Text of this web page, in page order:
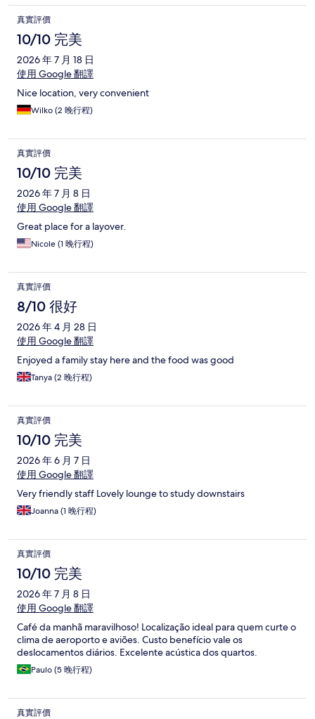
真實評價
10/10 完美
2026 年 7 月 18 日
使用 Google 翻譯
Nice location, very convenient
Wilko (2 晚行程)
真實評價
10/10 完美
2026 年 7 月 8 日
使用 Google 翻譯
Great place for a layover.
Nicole (1 晚行程)
真實評價
8/10 很好
2026 年 4 月 28 日
使用 Google 翻譯
Enjoyed a family stay here and the food was good
Tanya (2 晚行程)
真實評價
10/10 完美
2026 年 6 月 7 日
使用 Google 翻譯
Very friendly staff Lovely lounge to study downstairs
Joanna (1 晚行程)
真實評價
10/10 完美
2026 年 7 月 8 日
使用 Google 翻譯
Café da manhã maravilhoso! Localização ideal para quem curte o
clima de aeroporto e aviões. Custo benefício vale os
deslocamentos diários. Excelente acústica dos quartos.
Paulo (5 晚行程)
真實評價